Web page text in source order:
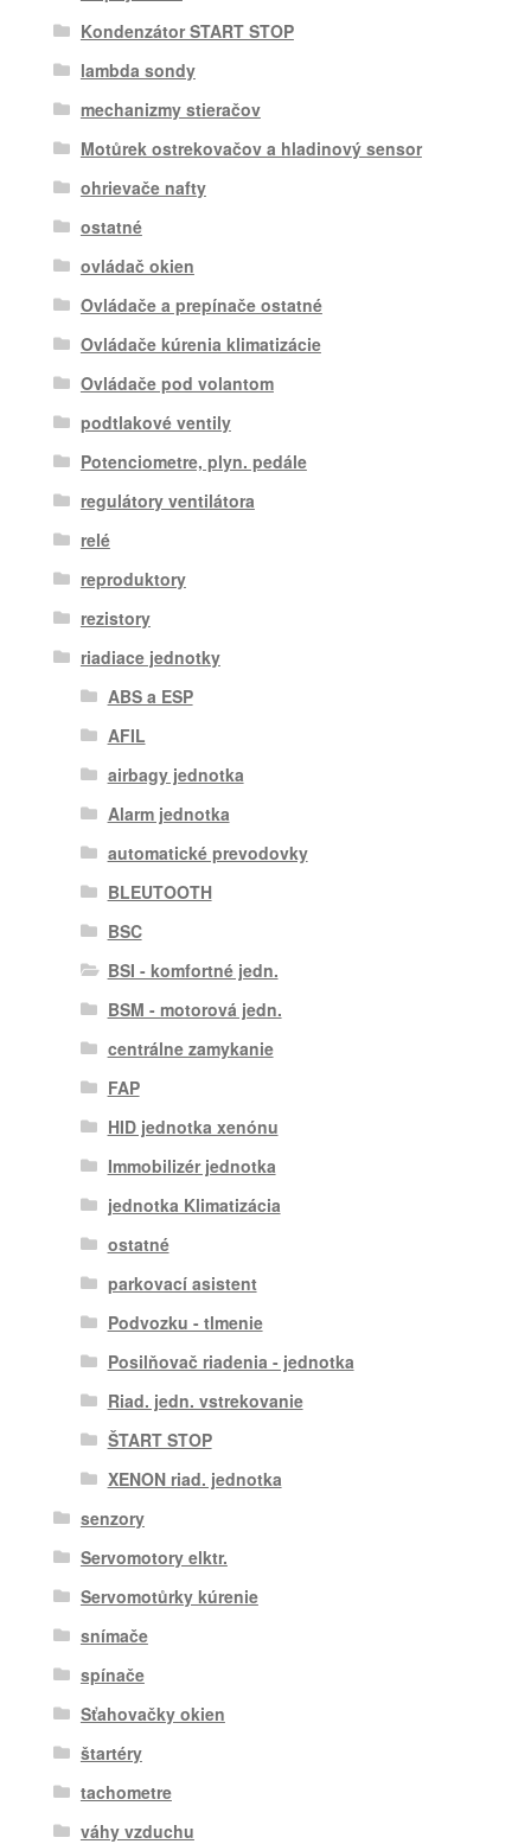
Kondenzátor START STOP
lambda sondy
mechanizmy stieračov
Motůrek ostrekovačov a hladinový sensor
ohrievače nafty
ostatné
ovládač okien
Ovládače a prepínače ostatné
Ovládače kúrenia klimatizácie
Ovládače pod volantom
podtlakové ventily
Potenciometre, plyn. pedále
regulátory ventilátora
relé
reproduktory
rezistory
riadiace jednotky
ABS a ESP
AFIL
airbagy jednotka
Alarm jednotka
automatické prevodovky
BLEUTOOTH
BSC
BSI - komfortné jedn.
BSM - motorová jedn.
centrálne zamykanie
FAP
HID jednotka xenónu
Immobilizér jednotka
jednotka Klimatizácia
ostatné
parkovací asistent
Podvozku - tlmenie
Posilňovač riadenia - jednotka
Riad. jedn. vstrekovanie
ŠTART STOP
XENON riad. jednotka
senzory
Servomotory elktr.
Servomotůrky kúrenie
snímače
spínače
Sťahovačky okien
štartéry
tachometre
váhy vzduchu